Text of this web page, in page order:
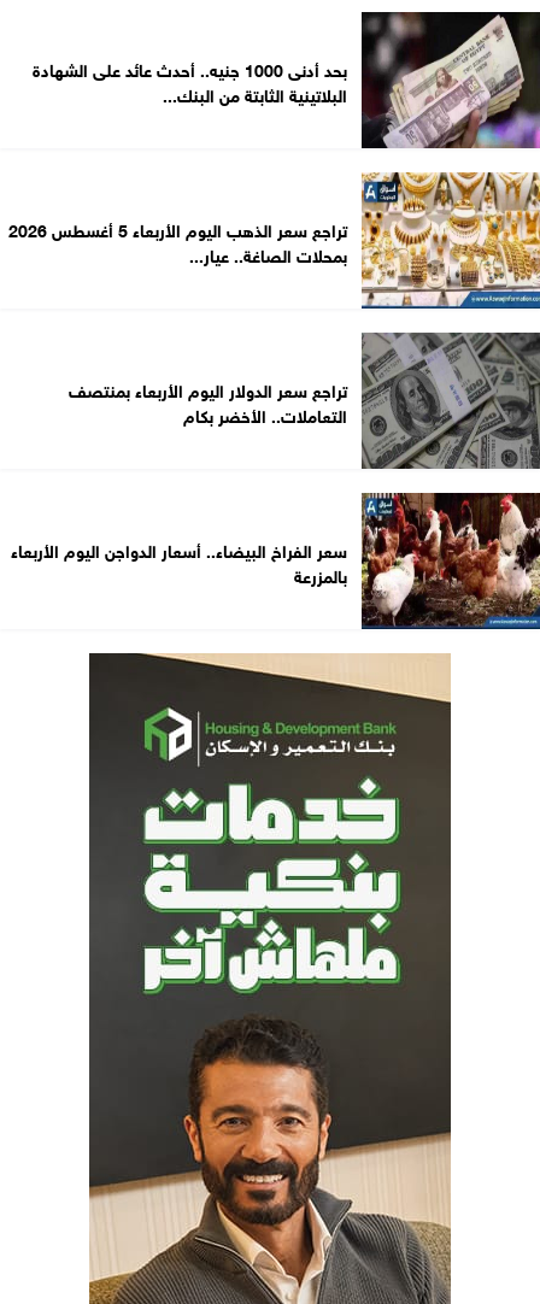
بحد أدنى 1000 جنيه.. أحدث عائد على الشهادة
البلاتينية الثابتة من البنك...
تراجع سعر الذهب اليوم الأربعاء 5 أغسطس 2026
بمحلات الصاغة.. عيار...
تراجع سعر الدولار اليوم الأربعاء بمنتصف
التعاملات.. الأخضر بكام
سعر الفراخ البيضاء.. أسعار الدواجن اليوم الأربعاء
بالمزرعة